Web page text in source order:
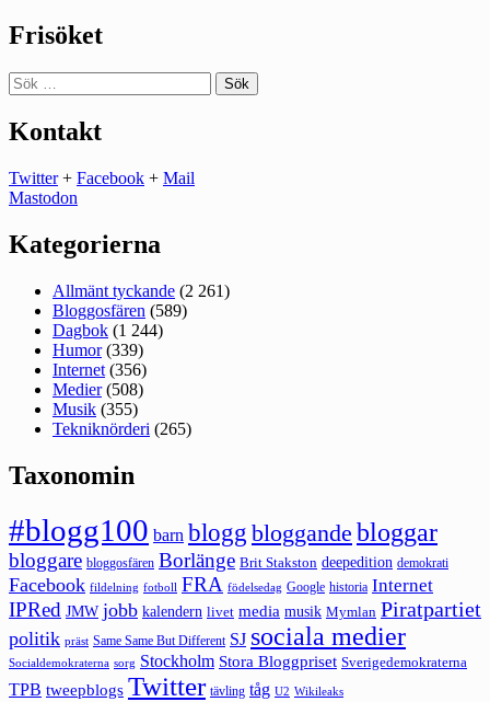
Frisöket
Sök
efter:
Kontakt
Twitter+ Facebook + Mail
Mastodon
Kategorierna
Allmänt tyckande (2 261)
Bloggosfären (589)
Dagbok (1 244)
Humor(339)
Internet (356)
Medier(508)
Musik (355)
Tekniknörderi (265)
Taxonomin
#blogg100 barn blogg bloggande bloggar
bloggare bloggosfären Borlänge Brit Stakston deepedition demokrati
Facebook fildelning fotboll FRA födelsedag Google historia Internet
IPRed JMW jobb kalendern livet media musik Mymlan Piratpartiet
politik präst Same Same But Different SJ sociala medier
Socialdemokraterna sorg Stockholm Stora Bloggpriset Sverigedemokraterna
TPB tweepblogs Twitter tävling tåg U2 Wikileaks